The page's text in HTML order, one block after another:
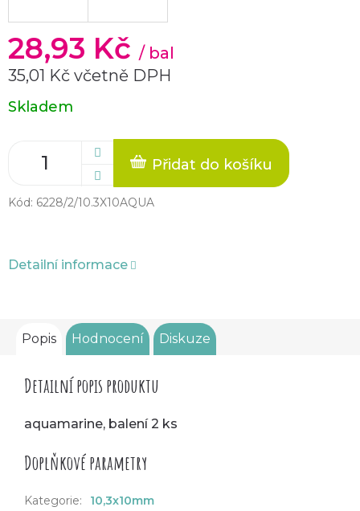
28,93 Kč / bal
35,01 Kč včetně DPH
Měrná
cena:
Skladem
Přidat do košíku
Kód: 6228/2/10.3X10AQUA
Detailní informace
Popis Hodnocení Diskuze
Detailní popis produktu
aquamarine, balení 2 ks
Doplňkové parametry
Kategorie:
10,3x10mm